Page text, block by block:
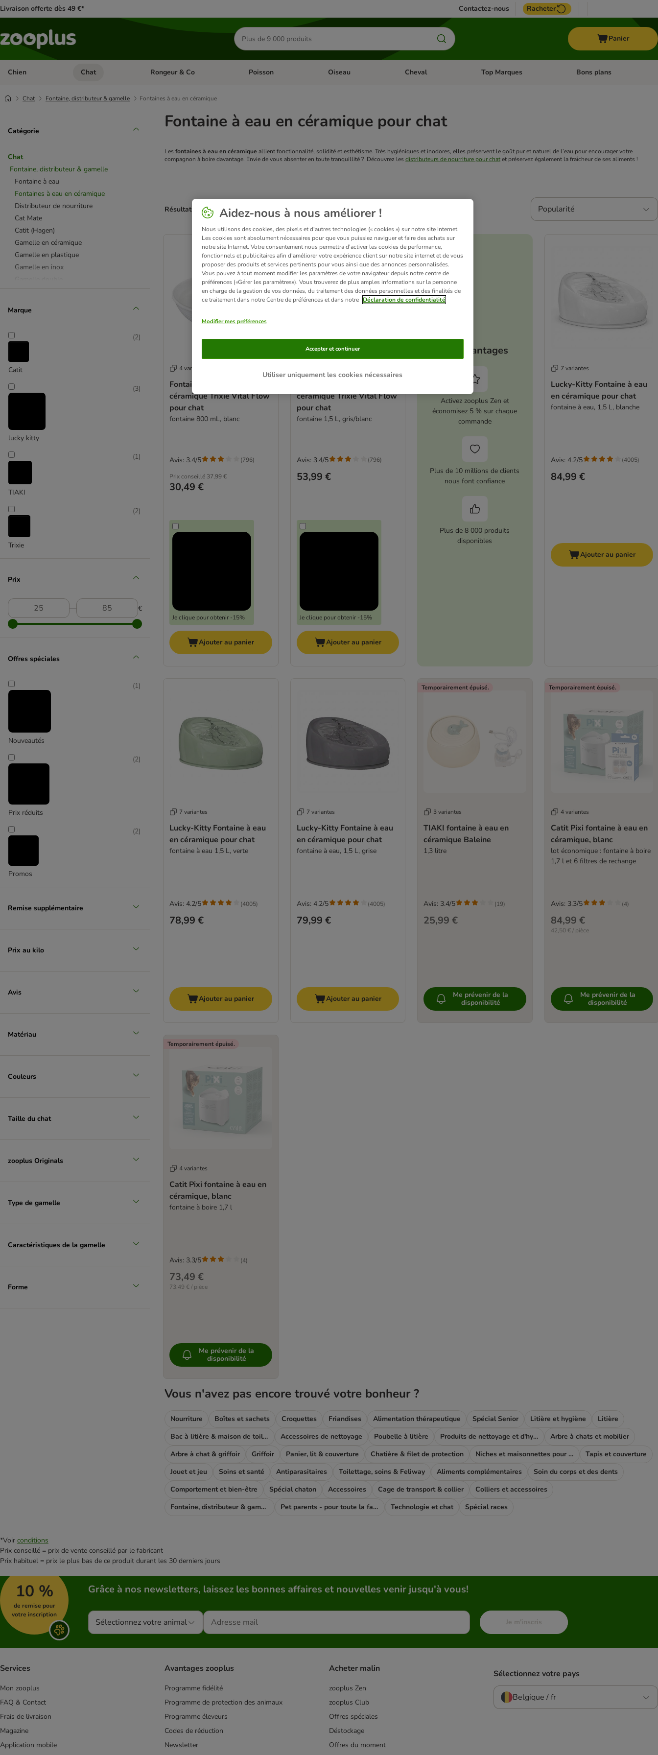
Livraison offerte dès 49 €* Contactez-nous Racheter
Rechercher
des
produits
Panier
Chien Dérouler les catégories: Chien
Chat Dérouler les catégories: Chat
Rongeur & Co Dérouler les catégories: Rongeur & Co
Poisson Dérouler les catégories: Poisson
Oiseau Dérouler les catégories: Oiseau
Cheval Dérouler les catégories: Cheval
Top Marques Dérouler les catégories: Top
Bons plans
Chat Fontaine, distributeur & gamelle Fontaines à eau en céramique
Catégorie
Chat
Fontaine, distributeur & gamelle
Fontaine à eau
Fontaines à eau en céramique
Distributeur de nourriture
Cat Mate
Catit (Hagen)
Gamelle en céramique
Gamelle en plastique
Gamelle en inox
Boîte de conservation
SUREFEED
Trixie
Marque
Catit
(2)
lucky kitty
(3)
TIAKI
(1)
Trixie
(2)
Prix
― €
Offres spéciales
Nouveautés
(1)
Prix réduits
(2)
Promos
(2)
Remise supplémentaire
Prix au kilo
Avis
Matériau
Couleurs
Taille du chat
zooplus Originals
Type de gamelle
Caractéristiques de la gamelle
Forme
Fontaine à eau en céramique pour chat
Les fontaines à eau en céramique allient fonctionnalité, solidité et esthétisme. Très hygiéniques et inodores, elles préservent le goût pur et naturel de l’eau pour encourager votre
compagnon à boire davantage. Envie de vous absenter en toute tranquillité ? Découvrez les distributeurs de nourriture pour chatet préservez également la fraîcheur de ses aliments !
Résultats 1 à 8 sur 8 Popularité
product items have been changed
4 variantes
Fontaine à eau en
céramique Trixie Vital Flow
pour chat
fontaine 800 mL, blanc
Prix conseillé 37,99 €
30,49 €
Je clique pour obtenir -15%
Avis: 3.4/5 (796)
Ajouter au panier
céramique Trixie Vital Flow
pour chat
fontaine 1,5 L, gris/blanc
53,99 €
Je clique pour obtenir -15%
Avis: 3.4/5 (796)
Ajouter au panier
Vos avantages
Activez zooplus Zen et
économisez 5 % sur chaque
commande
Plus de 10 millions de clients
nous font confiance
Plus de 8 000 produits
disponibles
7 variantes
Lucky-Kitty Fontaine à eau
en céramique pour chat
fontaine à eau, 1,5 L, blanche
84,99 €
Avis: 4.2/5 (4005)
Ajouter au panier
7 variantes
Lucky-Kitty Fontaine à eau
en céramique pour chat
fontaine à eau 1,5 L, verte
78,99 €
Avis: 4.2/5 (4005)
Ajouter au panier
7 variantes
Lucky-Kitty Fontaine à eau
en céramique pour chat
fontaine à eau, 1,5 L, grise
79,99 €
Avis: 4.2/5 (4005)
Ajouter au panier
Temporairement épuisé.
3 variantes
TIAKI fontaine à eau en
céramique Baleine
1,3 litre
25,99 €
Avis: 3.4/5 (19)
Me prévenir de la
disponibilité
Temporairement épuisé.
4 variantes
Catit Pixi fontaine à eau en
céramique, blanc
lot économique : fontaine à boire
1,7 l et 6 filtres de rechange
84,99 €
42,50 € / pièce
Avis: 3.3/5 (4)
Me prévenir de la
disponibilité
Temporairement épuisé.
4 variantes
Catit Pixi fontaine à eau en
céramique, blanc
fontaine à boire 1,7 l
73,49 €
73,49 € / pièce
Avis: 3.3/5 (4)
Me prévenir de la
disponibilité
Vous n'avez pas encore trouvé votre bonheur ?
Nourriture Boîtes et sachets Croquettes Friandises Alimentation thérapeutique Spécial Senior Litière et hygiène
Litière
Bac à litière & maison de toilette
Accessoires de nettoyage Poubelle à litière Produits de nettoyage et d'hygiène
Arbre à chats et mobilier
Arbre à chat & griffoir
Griffoir Panier, lit & couverture Chatière & filet de protection Niches et maisonnettes pour chat
Tapis et couverture
Jouet et jeu
Soins et santé Antiparasitaires Toilettage, soins & Feliway Aliments complémentaires
Soin du corps et des dents
Comportement et bien-être
Spécial chaton Accessoires Cage de transport & collier
Colliers et accessoires
Fontaine, distributeur & gamelle
Pet parents - pour toute la famile Technologie et chat Spécial races
*Voir conditions
Prix conseillé = prix de vente conseillé par le fabricant
Prix habituel = prix le plus bas de ce produit durant les 30 derniers jours
10 %
de remise pour
votre inscription
Grâce à nos newsletters, laissez les bonnes affaires et nouvelles venir jusqu'à vous!
Sélectionnez votre animal Je m'inscris
Services
Mon zooplus
FAQ & Contact
Frais de livraison
Magazine
Application mobile
Avantages zooplus
Programme fidélité
Programme de protection des animaux
Programme éleveurs
Codes de réduction
Newsletter
Acheter malin
zooplus Zen
zooplus Club
Offres spéciales
Déstockage
Offres du moment
Sélectionnez votre pays
Belgique / fr
Aidez-nous à nous améliorer !
Nous utilisons des cookies, des pixels et d'autres technologies (« cookies ») sur notre site Internet.
Les cookies sont absolument nécessaires pour que vous puissiez naviguer et faire des achats sur
notre site Internet. Votre consentement nous permettra d'activer les cookies de performance,
fonctionnels et publicitaires afin d'améliorer votre expérience client sur notre site internet et de vous
proposer des produits et services pertinents pour vous ainsi que des annonces personnalisées.
Vous pouvez à tout moment modifier les paramètres de votre navigateur depuis notre centre de
préférences («Gérer les paramètres»). Vous trouverez de plus amples informations sur la personne
en charge de la gestion de vos données, du traitement des données personnelles et des finalités de
ce traitement dans notre Centre de préférences et dans notre Déclaration de confidentialité
Modifier mes préférences
Utiliser uniquement les cookies nécessaires
Accepter et continuer